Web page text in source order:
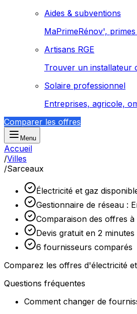
Aides & subventions
MaPrimeRénov',
Artisans RGE
Trouver un installateur
Solaire professionnel
Entreprises, agricole,
Comparer les offres
Menu
Accueil
/Villes
/Sarceaux
Électricité et gaz
Gestionnaire de réseau :
Comparaison des offres
Devis gratuit en 2 minutes
6 fournisseurs comparés
Comparez les offres d'électricité
Questions fréquentes
Comment changer de